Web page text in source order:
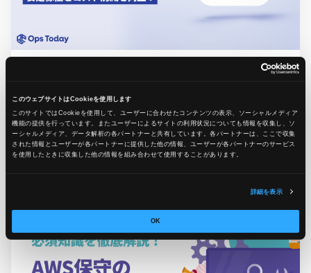
このウェブサイトはCookieを使用します
このサイトではCookieを使用して、ユーザーに合わせたコンテンツの表示、ソーシャルメディア
機能の提供を行っています。またユーザーによるサイトの利用状況についても情報を収集し、ソ
ーシャルメディア、データ解析の各パートナーと共有しています。各パートナーは、ここで収集
された情報とユーザーが各パートナーに提供した他の情報、ユーザーが各パートナーのサービス
を使用したときに収集した他の情報を組み合わせて使用​​することがあります。
詳細を表示
OK
2024.10.11
を両立させる運用方法とは？
ケニー
#Google Cloud #サーバー保守 #システム保守